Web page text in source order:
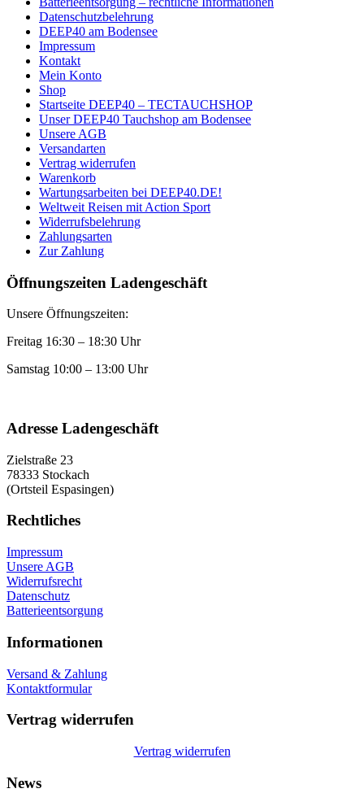
Datenschutzbelehrung
DEEP40 am Bodensee
Impressum
Kontakt
Mein Konto
Shop
Startseite DEEP40 – TECTAUCHSHOP
Unser DEEP40 Tauchshop am Bodensee
Unsere AGB
Versandarten
Vertrag widerrufen
Warenkorb
Wartungsarbeiten bei DEEP40.DE!
Weltweit Reisen mit Action Sport
Widerrufsbelehrung
Zahlungsarten
Zur Zahlung
Öffnungszeiten Ladengeschäft
Unsere Öffnungszeiten:
Freitag 16:30 – 18:30 Uhr
Samstag 10:00 – 13:00 Uhr
Adresse Ladengeschäft
Zielstraße 23
78333 Stockach
(Ortsteil Espasingen)
Rechtliches
Impressum
Unsere AGB
Widerrufsrecht
Datenschutz
Batterieentsorgung
Informationen
Versand & Zahlung
Kontaktformular
Vertrag widerrufen
Vertrag widerrufen
News